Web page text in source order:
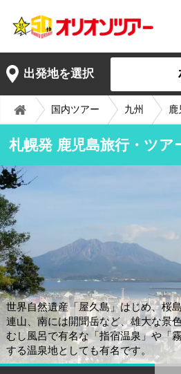
出発地を選択
国内ツアー 九州 鹿
札幌発 鹿児島旅行・ツア
世界自然遺産「屋久島」はじめ、桜
連山、南には開聞岳など、雄大な景
むし風呂で有名な「指宿温泉」や「
する温泉地としても有名です。